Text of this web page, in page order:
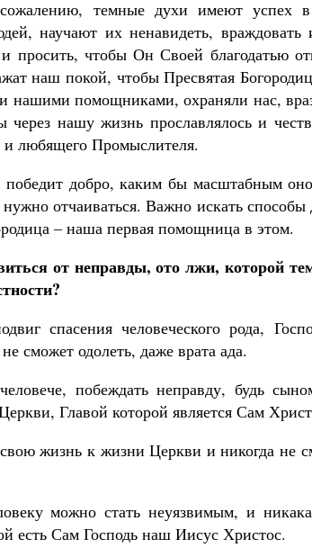
темные духи имеют успех
научают их ненавидеть,
просить, чтобы Он Своей благодатью
наш покой, чтобы Пресвятая
помощниками, охраняли нас,
через нашу жизнь прославлялось и
и любящего Промыслителя.
победит добро, каким бы масштабным
отчаиваться. Важно искать
– наша первая помощница в этом.
от неправды, ото лжи, которой
спасения человеческого рода,
сможет одолеть, даже врата ада.
побеждать неправду, будь
Главой которой является Сам
жизнь к жизни Церкви и никогда не
можно стать неуязвимым, и
есть Сам Господь наш Иисус Христос.